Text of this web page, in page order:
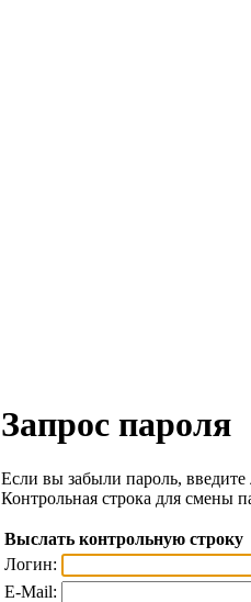
Запрос пароля
Если вы забыли пароль,
Контрольная строка для смены
Выслать контрольную строку
Логин:
E-Mail: